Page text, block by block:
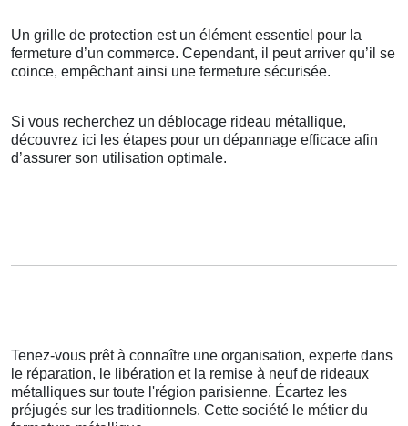
Un grille de protection est un élément essentiel pour la
fermeture d’un commerce. Cependant, il peut arriver qu’il se
coince, empêchant ainsi une fermeture sécurisée.
Si vous recherchez un déblocage rideau métallique,
découvrez ici les étapes pour un dépannage efficace afin
d’assurer son utilisation optimale.
Tenez-vous prêt à connaître une organisation, experte dans
le réparation, le libération et la remise à neuf de rideaux
métalliques sur toute l'région parisienne. Écartez les
préjugés sur les traditionnels. Cette société le métier du